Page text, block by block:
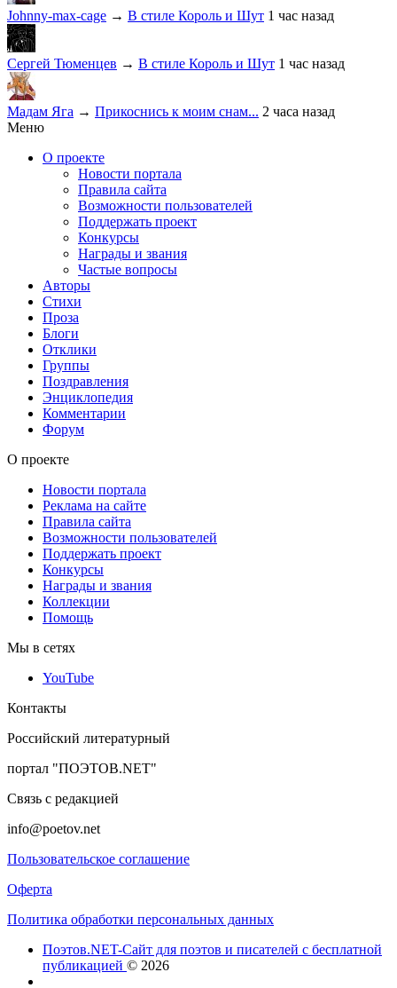
Johnny-max-cage → В стиле Король и Шут 1 час назад
Сергей Тюменцев → В стиле Король и Шут 1 час назад
Мадам Яга → Прикоснись к моим снам... 2 часа назад
Меню
О проекте
Новости портала
Правила сайта
Возможности пользователей
Поддержать проект
Конкурсы
Награды и звания
Частые вопросы
Авторы
Стихи
Проза
Блоги
Отклики
Группы
Поздравления
Энциклопедия
Комментарии
Форум
О проекте
Новости портала
Реклама на сайте
Правила сайта
Возможности пользователей
Поддержать проект
Конкурсы
Награды и звания
Коллекции
Помощь
Мы в сетях
YouTube
Контакты
Российский литературный
портал "ПОЭТОВ.NET"
Связь с редакцией
info@poetov.net
Пользовательское соглашение
Оферта
Политика обработки персональных данных
Поэтов.NET-Сайт для поэтов и писателей с бесплатной
публикацией © 2026